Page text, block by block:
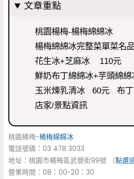
文章重點
桃園楊梅-楊梅綿綿冰
楊梅綿綿冰完整菜單菜名
花生冰+芝麻冰 110元
鮮奶布丁綿綿冰+芋頭綿
玉米煉乳清冰 60元 布丁
店家/景點資訊
桃園楊梅-楊梅綿綿冰
電話號碼：03 478 3033
地址：桃園市楊梅區武營街99號 （點選
營業時間：08：00-20：30